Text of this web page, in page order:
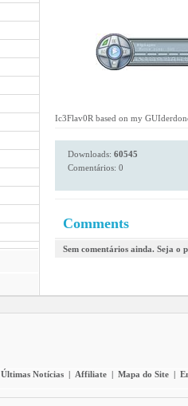
Ic3Flav0R based on my
Downloads: 60545
Comentários: 0
Comments
Sem comentários ainda. Seja o
Últimas Notícias | Affiliate | Mapa do Site |